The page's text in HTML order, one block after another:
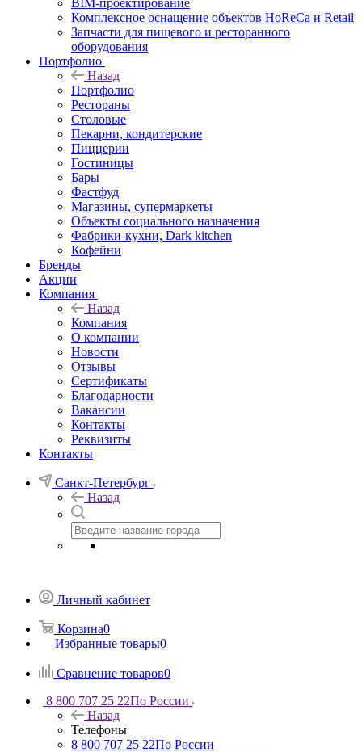
BIM-проектирование
Комплексное оснащение объектов HoReCa и Retail
Запчасти для пищевого и ресторанного
оборудования
Портфолио
Назад
Портфолио
Рестораны
Столовые
Пекарни, кондитерские
Пиццерии
Гостиницы
Бары
Фастфуд
Магазины, супермаркеты
Объекты социального назначения
Фабрики-кухни, Dark kitchen
Кофейни
Бренды
Акции
Компания
Назад
Компания
О компании
Новости
Отзывы
Сертификаты
Благодарности
Вакансии
Контакты
Реквизиты
Контакты
Санкт-Петербург
Назад
Личный кабинет
Корзина0
Избранные товары0
Сравнение товаров0
8 800 707 25 22По России
Назад
Телефоны
8 800 707 25 22По России